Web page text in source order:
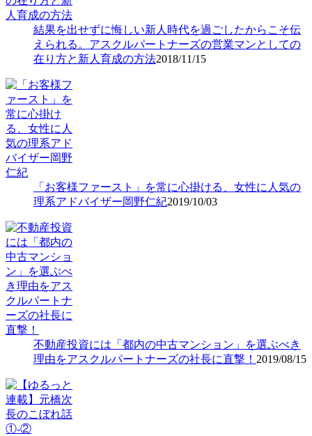
結果を出せずに悔しい新人時代を過ごしたからこそ伝
えられる。アスクルパートナーズの営業マンとしての
在り方と新人育成の方法2018/11/15
「お客様ファースト」を常に心掛ける、女性に人気の
理系アドバイザー岡野仁紀2019/10/03
不動産投資には「都内の中古マンション」を選ぶべき
理由をアスクルパートナーズの社長に直撃！ 2019/08/15